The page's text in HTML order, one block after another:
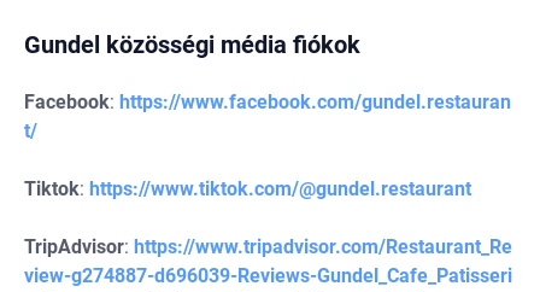
Gundel közösségi média fiókok
Facebook: https://www.facebook.com/gundel.restauran
t/
Tiktok: https://www.tiktok.com/@gundel.restaurant
TripAdvisor: https://www.tripadvisor.com/Restaurant_Re
view-g274887-d696039-Reviews-Gundel_Cafe_Patisseri